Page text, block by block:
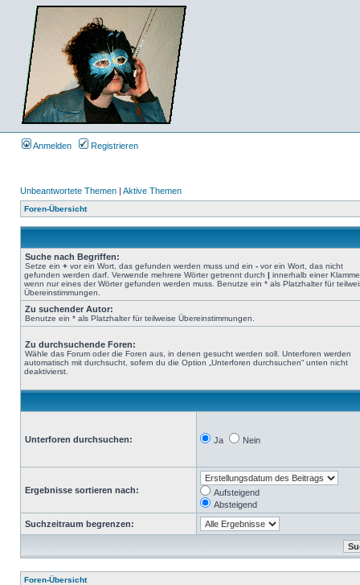
Anmelden Registrieren
Unbeantwortete Themen | Aktive Themen
Foren-Übersicht
Suche nach Begriffen:
Setze ein + vor ein Wort, das gefunden werden muss und ein - vor ein Wort, das nicht
gefunden werden darf. Verwende mehrere Wörter getrennt durch | innerhalb einer
wenn nur eines der Wörter gefunden werden muss. Benutze ein * als Platzhalter für
Übereinstimmungen.
Zu suchender Autor:
Benutze ein * als Platzhalter für teilweise Übereinstimmungen.
Zu durchsuchende Foren:
Wähle das Forum oder die Foren aus, in denen gesucht werden soll. Unterforen werden
automatisch mit durchsucht, sofern du die Option „Unterforen durchsuchen“ unten nicht
deaktivierst.
Unterforen durchsuchen: Ja Nein
Ergebnisse sortieren nach:
Aufsteigend
Absteigend
Suchzeitraum begrenzen:
Foren-Übersicht